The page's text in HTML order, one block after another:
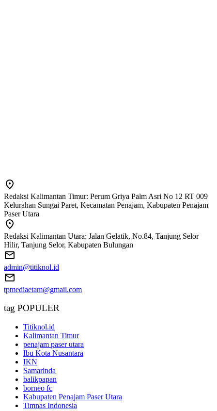
Redaksi Kalimantan Timur: Perum Griya Palm Asri No 12 RT 009
Kelurahan Sungai Paret, Kecamatan Penajam, Kabupaten Penajam
Paser Utara
Redaksi Kalimantan Utara: Jalan Gelatik, No.84, Tanjung Selor
Hilir, Tanjung Selor, Kabupaten Bulungan
admin@titiknol.id
tpmediaetam@gmail.com
tag POPULER
Titiknol.id
Kalimantan Timur
penajam paser utara
Ibu Kota Nusantara
IKN
Samarinda
balikpapan
borneo fc
Kabupaten Penajam Paser Utara
Timnas Indonesia